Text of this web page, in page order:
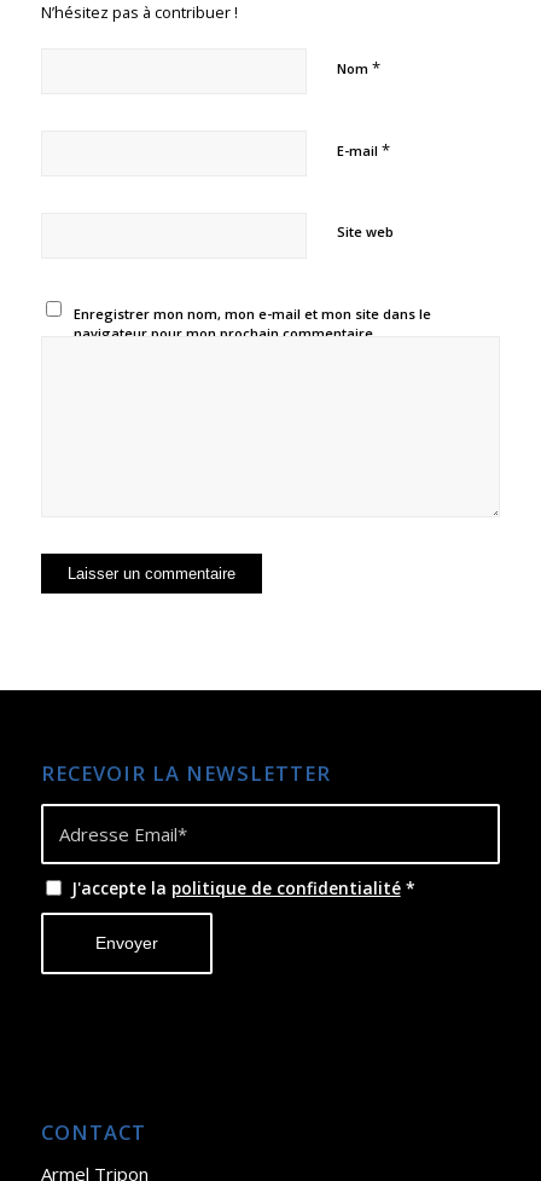
N’hésitez pas à contribuer !
Nom *
E-mail *
Site web
Enregistrer mon nom, mon e-mail et mon site dans le
navigateur pour mon prochain commentaire.
RECEVOIR LA NEWSLETTER
J'accepte la politique de confidentialité *
CONTACT
Armel Tripon